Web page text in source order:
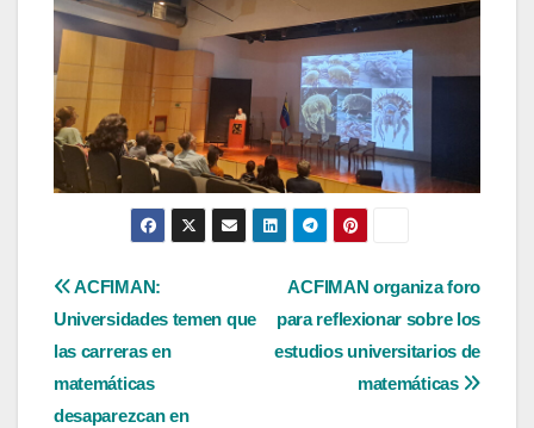
Navegación
de
entradas
ACFIMAN organiza foro
para reflexionar sobre los
estudios universitarios de
matemáticas
ACFIMAN:
Universidades temen que
las carreras en
matemáticas
desaparezcan en